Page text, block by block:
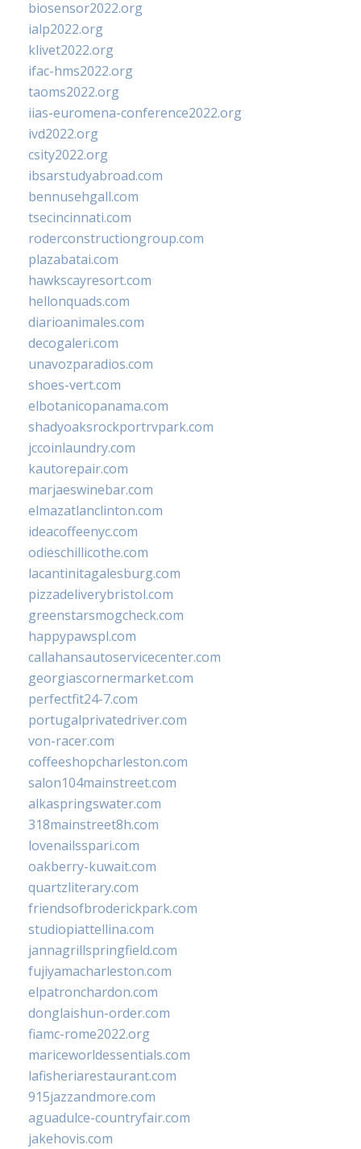
biosensor2022.org
ialp2022.org
klivet2022.org
ifac-hms2022.org
taoms2022.org
iias-euromena-conference2022.org
ivd2022.org
csity2022.org
ibsarstudyabroad.com
bennusehgall.com
tsecincinnati.com
roderconstructiongroup.com
plazabatai.com
hawkscayresort.com
hellonquads.com
diarioanimales.com
decogaleri.com
unavozparadios.com
shoes-vert.com
elbotanicopanama.com
shadyoaksrockportrvpark.com
jccoinlaundry.com
kautorepair.com
marjaeswinebar.com
elmazatlanclinton.com
ideacoffeenyc.com
odieschillicothe.com
lacantinitagalesburg.com
pizzadeliverybristol.com
greenstarsmogcheck.com
happypawspl.com
callahansautoservicecenter.com
georgiascornermarket.com
perfectfit24-7.com
portugalprivatedriver.com
von-racer.com
coffeeshopcharleston.com
salon104mainstreet.com
alkaspringswater.com
318mainstreet8h.com
lovenailsspari.com
oakberry-kuwait.com
quartzliterary.com
friendsofbroderickpark.com
studiopiattellina.com
jannagrillspringfield.com
fujiyamacharleston.com
elpatronchardon.com
donglaishun-order.com
fiamc-rome2022.org
mariceworldessentials.com
lafisheriarestaurant.com
915jazzandmore.com
aguadulce-countryfair.com
jakehovis.com